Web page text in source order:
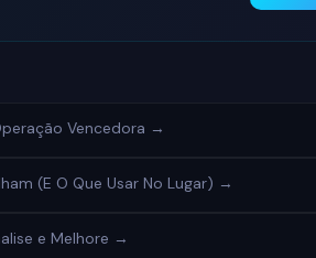
Vencedora →
(E O Que Usar No Lugar) →
e Melhore →